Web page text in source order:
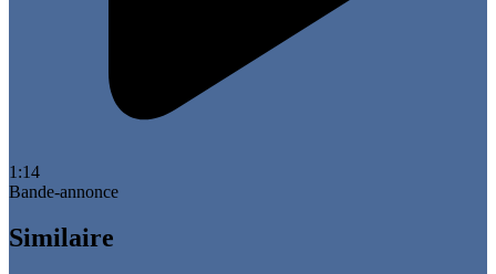
1:14
Bande-annonce
Similaire